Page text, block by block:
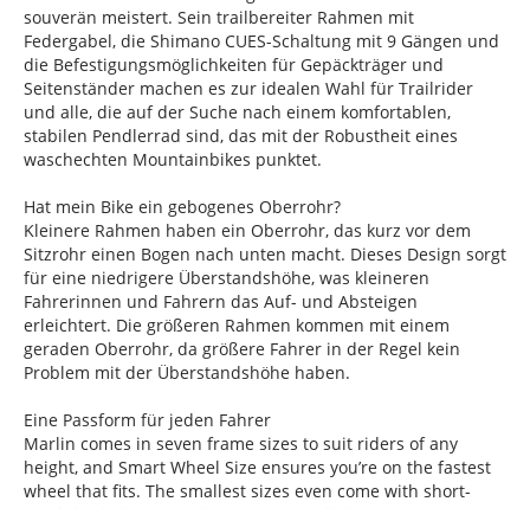
souverän meistert. Sein trailbereiter Rahmen mit
Federgabel, die Shimano CUES-Schaltung mit 9 Gängen und
die Befestigungsmöglichkeiten für Gepäckträger und
Seitenständer machen es zur idealen Wahl für Trailrider
und alle, die auf der Suche nach einem komfortablen,
stabilen Pendlerrad sind, das mit der Robustheit eines
waschechten Mountainbikes punktet.
Hat mein Bike ein gebogenes Oberrohr?
Kleinere Rahmen haben ein Oberrohr, das kurz vor dem
Sitzrohr einen Bogen nach unten macht. Dieses Design sorgt
für eine niedrigere Überstandshöhe, was kleineren
Fahrerinnen und Fahrern das Auf- und Absteigen
erleichtert. Die größeren Rahmen kommen mit einem
geraden Oberrohr, da größere Fahrer in der Regel kein
Problem mit der Überstandshöhe haben.
Eine Passform für jeden Fahrer
Marlin comes in seven frame sizes to suit riders of any
height, and Smart Wheel Size ensures you’re on the fastest
wheel that fits. The smallest sizes even come with short-